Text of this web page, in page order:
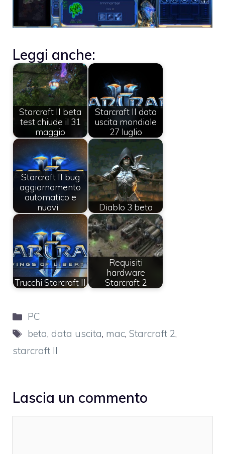
Leggi anche:
Starcraft II beta
test chiude il 31
maggio
Starcraft II data
uscita mondiale
27 luglio
Starcraft II bug
aggiornamento
automatico e
nuovi…
Diablo 3 beta
Trucchi Starcraft II
Requisiti
hardware
Starcraft 2
Categorie
PC
Tag
beta, data uscita, mac,Starcraft 2,
starcraft II
Lascia un commento